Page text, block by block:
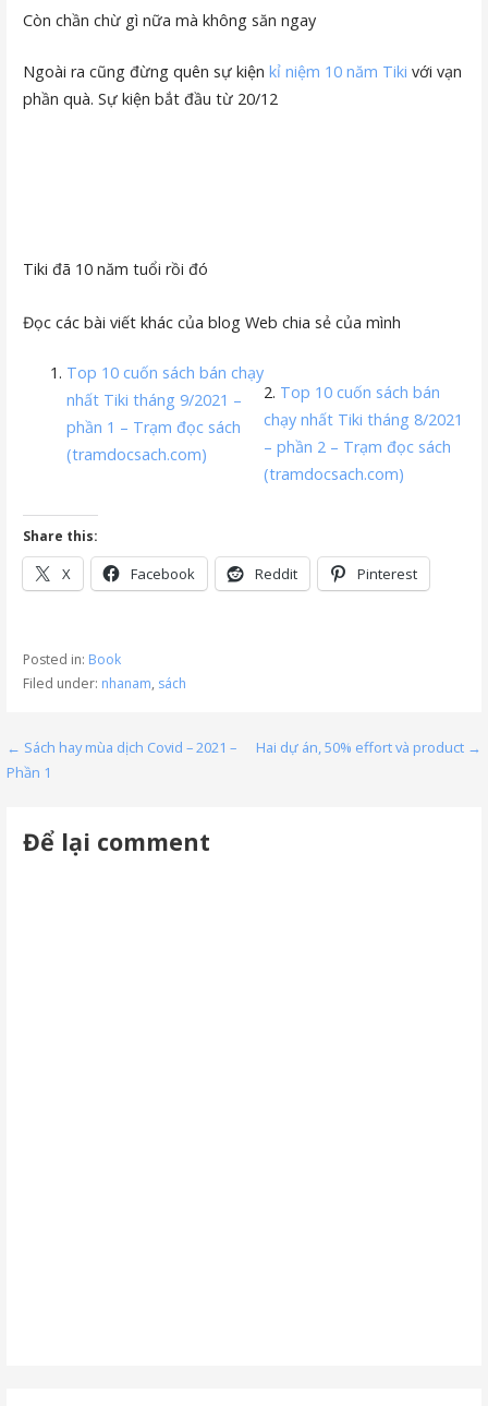
Còn chần chừ gì nữa mà không săn ngay
Ngoài ra cũng đừng quên sự kiện kỉ niệm 10 năm Tiki với vạn
phần quà. Sự kiện bắt đầu từ 20/12
Tiki đã 10 năm tuổi rồi đó
Đọc các bài viết khác của blog Web chia sẻ của mình
Top 10 cuốn sách bán chạy
nhất Tiki tháng 9/2021 –
phần 1 – Trạm đọc sách
(tramdocsach.com)
2. Top 10 cuốn sách bán
chạy nhất Tiki tháng 8/2021
– phần 2 – Trạm đọc sách
(tramdocsach.com)
Share this:
X Facebook Reddit Pinterest
Posted in: Book
Filed under: nhanam, sách
Post
← Sách hay mùa dịch Covid – 2021 –
Phần 1
Hai dự án, 50% effort và product →
Để lại comment